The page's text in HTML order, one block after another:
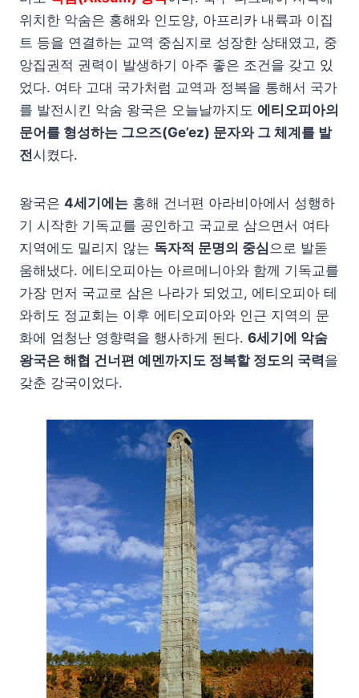
위치한 악숨은 홍해와 인도양, 아프리카 내륙과 이집
트 등을 연결하는 교역 중심지로 성장한 상태였고, 중
앙집권적 권력이 발생하기 아주 좋은 조건을 갖고 있
었다. 여타 고대 국가처럼 교역과 정복을 통해서 국가
를 발전시킨 악숨 왕국은 오늘날까지도 에티오피아의
문어를 형성하는 그으즈(Ge’ez) 문자와 그 체계를 발
전시켰다.
왕국은 4세기에는 홍해 건너편 아라비아에서 성행하
기 시작한 기독교를 공인하고 국교로 삼으면서 여타
지역에도 밀리지 않는 독자적 문명의 중심으로 발돋
움해냈다. 에티오피아는 아르메니아와 함께 기독교를
가장 먼저 국교로 삼은 나라가 되었고, 에티오피아 테
와히도 정교회는 이후 에티오피아와 인근 지역의 문
화에 엄청난 영향력을 행사하게 된다. 6세기에 악숨
왕국은 해협 건너편 예멘까지도 정복할 정도의 국력을
갖춘 강국이었다.